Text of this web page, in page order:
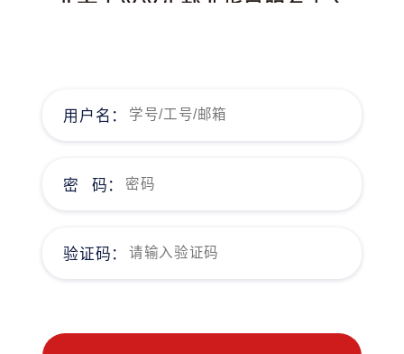
用户名：
密 码：
验证码：